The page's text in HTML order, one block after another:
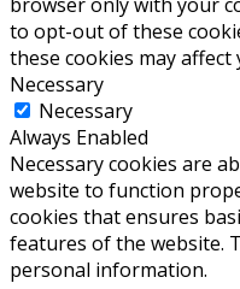
to opt-out of these
these cookies may
Necessary
Necessary
Always Enabled
Necessary cookies are
website to function
cookies that ensures
features of the website.
personal information.